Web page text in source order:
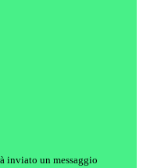
inviato un messaggio